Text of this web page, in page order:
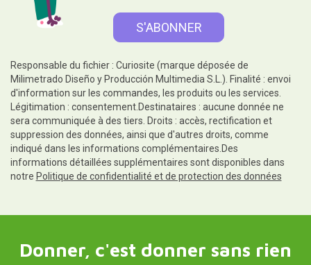
Responsable du fichier : Curiosite (marque déposée de
Milimetrado Diseño y Producción Multimedia S.L.). Finalité : envoi
d'information sur les commandes, les produits ou les services.
Légitimation : consentement.Destinataires : aucune donnée ne
sera communiquée à des tiers. Droits : accès, rectification et
suppression des données, ainsi que d'autres droits, comme
indiqué dans les informations complémentaires.Des
informations détaillées supplémentaires sont disponibles dans
notre Politique de confidentialité et de protection des données
Donner, c'est donner sans rien